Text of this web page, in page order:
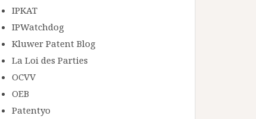
IPKAT
IPWatchdog
Kluwer Patent Blog
La Loi des Parties
OCVV
OEB
Patentyo